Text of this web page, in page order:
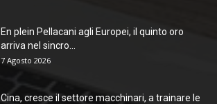
En plein Pellacani agli Europei, il quinto oro
arriva nel sincro...
7 Agosto 2026
Cina, cresce il settore macchinari, a trainare le